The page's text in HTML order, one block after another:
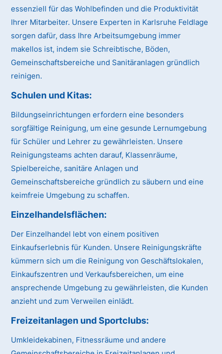
essenziell für das Wohlbefinden und die Produktivität
Ihrer Mitarbeiter. Unsere Experten in Karlsruhe Feldlage
sorgen dafür, dass Ihre Arbeitsumgebung immer
makellos ist, indem sie Schreibtische, Böden,
Gemeinschaftsbereiche und Sanitäranlagen gründlich
reinigen.
Schulen und Kitas:
Bildungseinrichtungen erfordern eine besonders
sorgfältige Reinigung, um eine gesunde Lernumgebung
für Schüler und Lehrer zu gewährleisten. Unsere
Reinigungsteams achten darauf, Klassenräume,
Spielbereiche, sanitäre Anlagen und
Gemeinschaftsbereiche gründlich zu säubern und eine
keimfreie Umgebung zu schaffen.
Einzelhandelsflächen:
Der Einzelhandel lebt von einem positiven
Einkaufserlebnis für Kunden. Unsere Reinigungskräfte
kümmern sich um die Reinigung von Geschäftslokalen,
Einkaufszentren und Verkaufsbereichen, um eine
ansprechende Umgebung zu gewährleisten, die Kunden
anzieht und zum Verweilen einlädt.
Freizeitanlagen und Sportclubs:
Umkleidekabinen, Fitnessräume und andere